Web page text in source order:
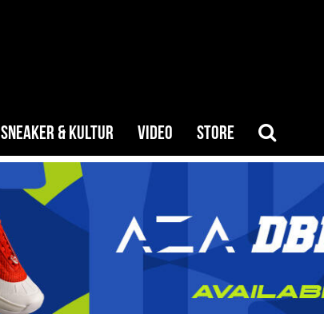
SNEAKER & KULTUR VIDEO STORE